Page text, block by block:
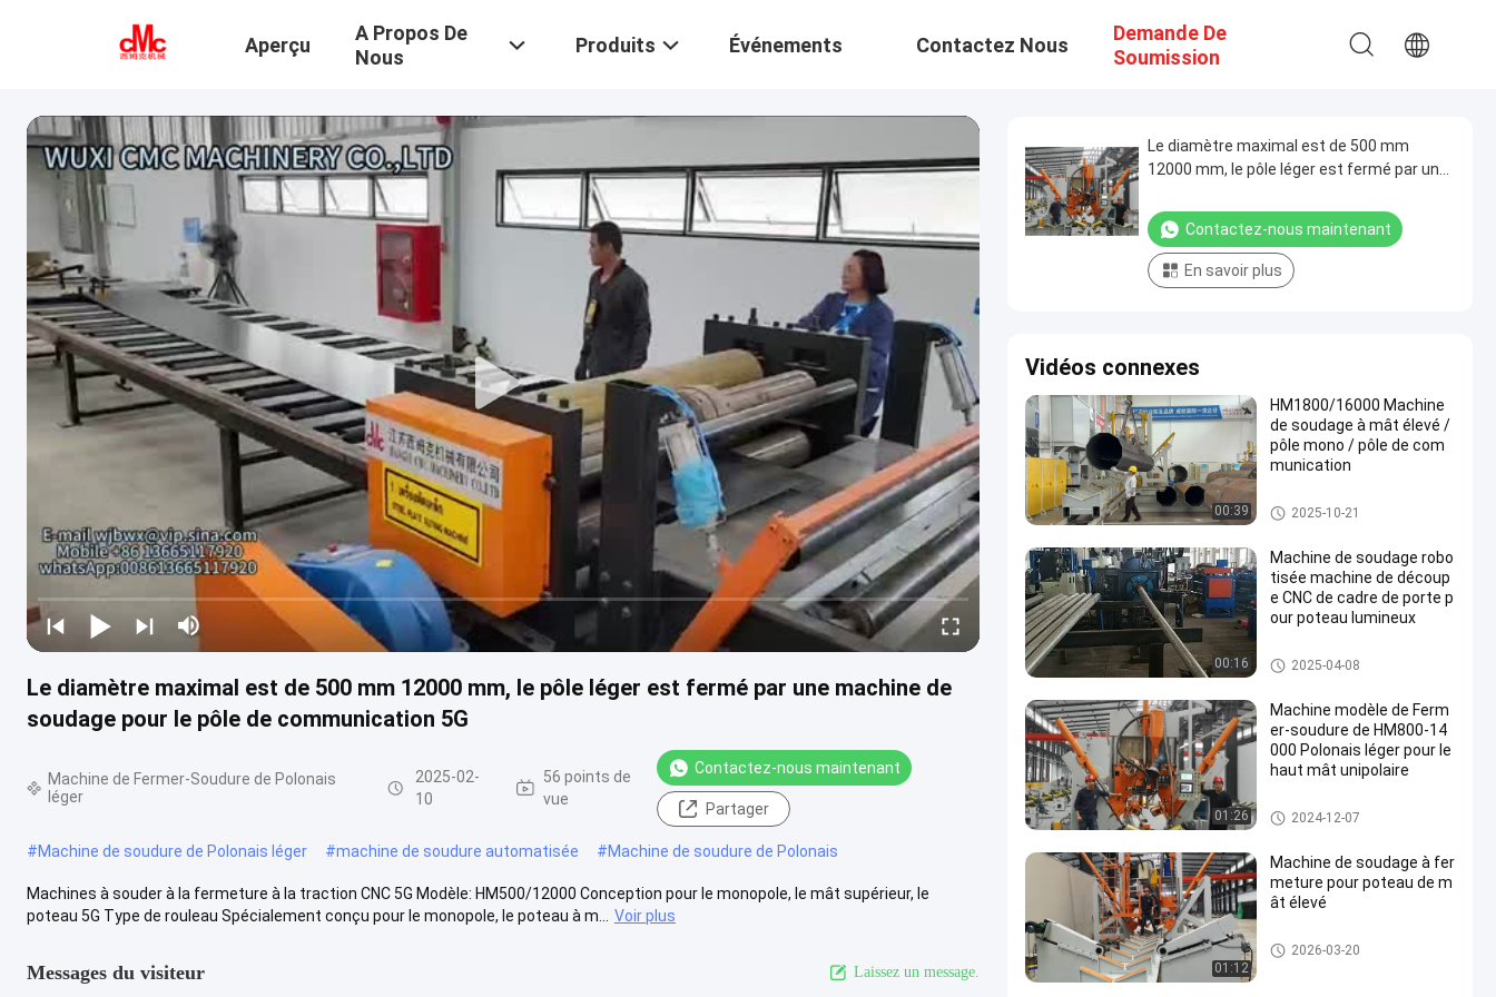
Aperçu
A Propos De
Nous
Produits Événements Contactez Nous
Demande De
Soumission
Le diamètre maximal est de 500 mm 12000 mm, le pôle léger est fermé par une machine de
soudage pour le pôle de communication 5G
Machine de Fermer-Soudure de Polonais
léger
2025-02-
10
56 points de
vue
Contactez-nous maintenant
Partager
#Machine de soudure de Polonais léger #machine de soudure automatisée #Machine de soudure de Polonais
Machines à souder à la fermeture à la traction CNC 5G Modèle: HM500/12000 Conception pour le monopole, le mât supérieur, le
poteau 5G Type de rouleau Spécialement conçu pour le monopole, le poteau à m...
Voir plus
Messages du visiteur Laissez un message.
Le diamètre maximal est de 500 mm
12000 mm, le pôle léger est fermé par une
communication 5G
Contactez-nous maintenant
En savoir plus
Vidéos connexes
00:39
HM1800/16000 Machine
de soudage à mât élevé /
pôle mono / pôle de com
munication
Machine de Fermer-Soudure de
Polonais léger
2025-10-21
00:16
Machine de soudage robo
tisée machine de découp
e CNC de cadre de porte p
our poteau lumineux
Machine de soudure robotique
2025-04-08
01:26
Machine modèle de Ferm
er-soudure de HM800-14
000 Polonais léger pour le
haut mât unipolaire
Machine de Fermer-Soudure de
Polonais léger
2024-12-07
01:12
Machine de soudage à fer
meture pour poteau de m
ât élevé
Machine de Fermer-Soudure de
Polonais léger
2026-03-20